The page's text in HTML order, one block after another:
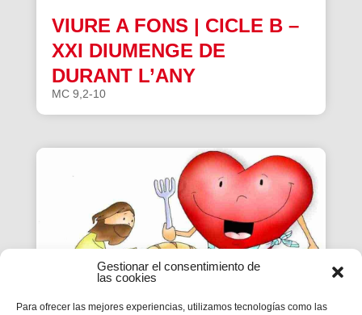
Gestionar el consentimiento de
las cookies
Para ofrecer las mejores experiencias, utilizamos tecnologías como las
VIURE A FONS | CICLE B –
XXI DIUMENGE DE
DURANT L’ANY
MC 9,2-10